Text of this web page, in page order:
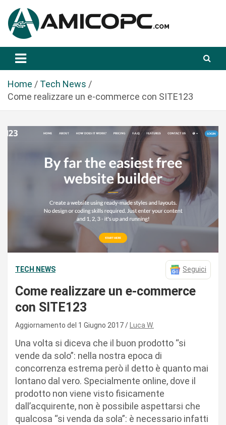
a
Amicopc.com
Home
Tech News
Come realizzare un e-commerce con SITE123
TECH NEWS Seguici
Come realizzare un e-commerce
con SITE123
Aggiornamento del 1 Giugno 2017 Luca W.
Una volta si diceva che il buon prodotto “si
vende da solo”: nella nostra epoca di
concorrenza estrema però il detto è quanto mai
lontano dal vero. Specialmente online, dove il
prodotto non viene visto fisicamente
dall’acquirente, non è possibile aspettarsi che
qualcosa “si venda da sola”: è necessario infatti